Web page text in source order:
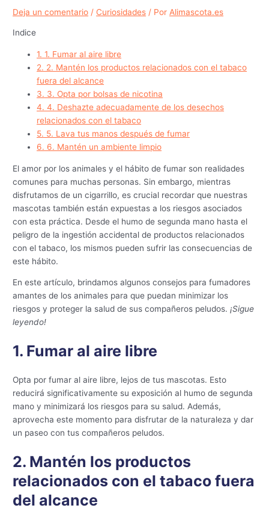
Deja un comentario / Curiosidades / Por Alimascota.es
Indice
1. 1. Fumar al aire libre
2. 2. Mantén los productos relacionados con el tabaco
fuera del alcance
3. 3. Opta por bolsas de nicotina
4. 4. Deshazte adecuadamente de los desechos
relacionados con el tabaco
5. 5. Lava tus manos después de fumar
6. 6. Mantén un ambiente limpio
El amor por los animales y el hábito de fumar son realidades
comunes para muchas personas. Sin embargo, mientras
disfrutamos de un cigarrillo, es crucial recordar que nuestras
mascotas también están expuestas a los riesgos asociados
con esta práctica. Desde el humo de segunda mano hasta el
peligro de la ingestión accidental de productos relacionados
con el tabaco, los mismos pueden sufrir las consecuencias de
este hábito.
En este artículo, brindamos algunos consejos para fumadores
amantes de los animales para que puedan minimizar los
riesgos y proteger la salud de sus compañeros peludos.¡Sigue
leyendo!
1. Fumar al aire libre
Opta por fumar al aire libre, lejos de tus mascotas. Esto
reducirá significativamente su exposición al humo de segunda
mano y minimizará los riesgos para su salud. Además,
aprovecha este momento para disfrutar de la naturaleza y dar
un paseo con tus compañeros peludos.
2. Mantén los productos
relacionados con el tabaco fuera
del alcance